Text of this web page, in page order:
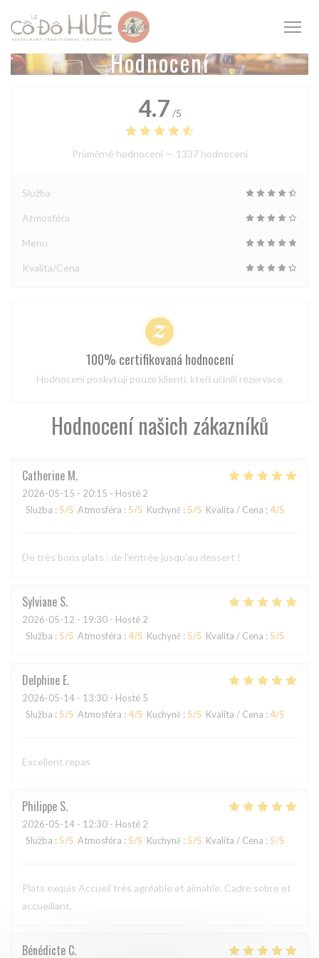
Panel pro správu cookies
Hodnocení
Hodnocení našich zákazníků
Catherine M
2026-05-15 - 20:15 - Hosté 2
Služba : 5/5 Atmosféra : 5/5 Kuchyně : 5/5 Kvalita / Cena : 4/5
De très bons plats : de l'entrée jusqu'au dessert !
Sylviane S
2026-05-12 - 19:30 - Hosté 2
Služba : 5/5 Atmosféra : 4/5 Kuchyně : 5/5 Kvalita / Cena : 5/5
Delphine E
2026-05-14 - 13:30 - Hosté 5
Služba : 5/5 Atmosféra : 4/5 Kuchyně : 5/5 Kvalita / Cena : 4/5
Excellent repas
Philippe S
2026-05-14 - 12:30 - Hosté 2
Služba : 5/5 Atmosféra : 5/5 Kuchyně : 5/5 Kvalita / Cena : 5/5
Plats exquis Accueil très agréable et aimable. Cadre sobre et
accueillant.
Bénédicte C
4.7 /5
Průměrné hodnocení — 1337 hodnoceni
Služba
Atmosféra
Menu
Kvalita/Cena
100% certifikovaná hodnocení
Hodnocení poskytují pouze klienti, kteří učinili rezervace